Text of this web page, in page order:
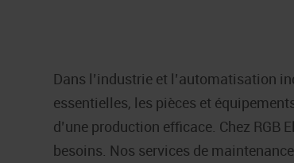
Dans l’industrie et l’automatisation
essentielles, les pièces et
d’une production efficace. Chez
besoins. Nos services de